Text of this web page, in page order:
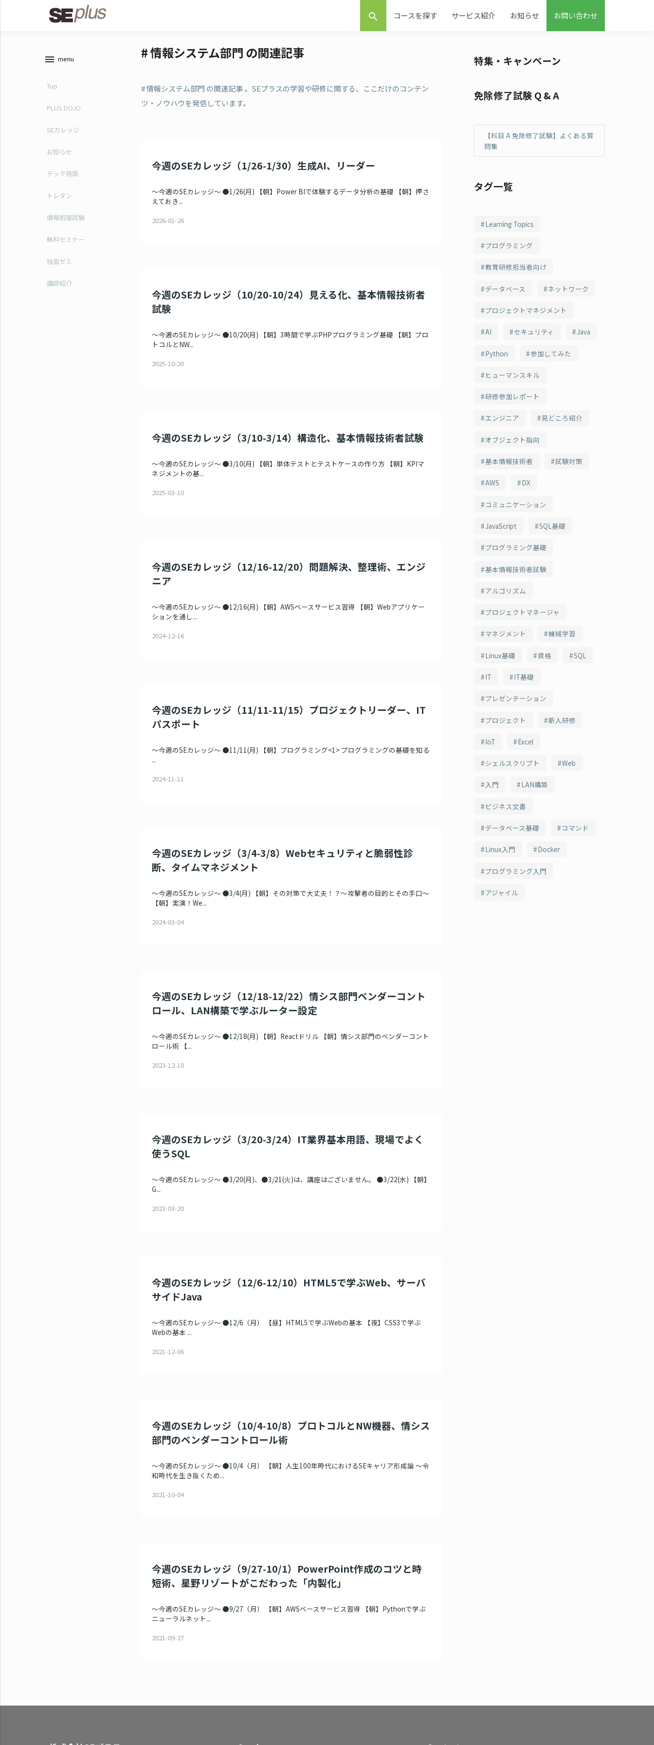
search コースを探す サービス紹介 お知らせ お問い合わせ
menu menu
Top
PLUS DOJO
SEカレッジ
お知らせ
テック用語
トレタン
情報処理試験
無料セミナー
独習ゼミ
講師紹介
# 情報システム部門 の関連記事
# 情報システム部門 の関連記事 。SEプラスの学習や研修に関する、ここだけのコンテン
ツ・ノウハウを発信しています。
今週のSEカレッジ（1/26-1/30）生成AI、リーダー
～今週のSEカレッジ～ ●1/26(月) 【朝】Power BIで体験するデータ分析の基礎 【朝】押さ
えておき...
2026-01-26
今週のSEカレッジ（10/20-10/24）見える化、基本情報技術者
試験
～今週のSEカレッジ～ ●10/20(月) 【朝】3時間で学ぶPHPプログラミング基礎 【朝】プロ
トコルとNW...
2025-10-20
今週のSEカレッジ（3/10-3/14）構造化、基本情報技術者試験
～今週のSEカレッジ～ ●3/10(月) 【朝】単体テストとテストケースの作り方 【朝】KPIマ
ネジメントの基...
2025-03-10
今週のSEカレッジ（12/16-12/20）問題解決、整理術、エンジ
ニア
～今週のSEカレッジ～ ●12/16(月) 【朝】AWSベースサービス習得 【朝】Webアプリケー
ションを通し...
2024-12-16
今週のSEカレッジ（11/11-11/15）プロジェクトリーダー、IT
パスポート
～今週のSEカレッジ～ ●11/11(月) 【朝】プログラミング<1> プログラミングの基礎を知る
...
2024-11-11
今週のSEカレッジ（3/4-3/8）Webセキュリティと脆弱性診
断、タイムマネジメント
～今週のSEカレッジ～ ●3/4(月) 【朝】その対策で大丈夫！？～攻撃者の目的とその手口～
【朝】実演！We...
2024-03-04
今週のSEカレッジ（12/18-12/22）情シス部門ベンダーコント
ロール、LAN構築で学ぶルーター設定
～今週のSEカレッジ～ ●12/18(月) 【朝】Reactドリル 【朝】情シス部門のベンダーコント
ロール術 【...
2023-12-18
今週のSEカレッジ（3/20-3/24）IT業界基本用語、現場でよく
使うSQL
～今週のSEカレッジ～ ●3/20(月)、●3/21(火)は、講座はございません。 ●3/22(水) 【朝】
G...
2023-03-20
今週のSEカレッジ（12/6-12/10）HTML5で学ぶWeb、サーバ
サイドJava
～今週のSEカレッジ～ ●12/6（月） 【昼】HTML5で学ぶWebの基本 【夜】CSS3で学ぶ
Webの基本 ...
2021-12-06
今週のSEカレッジ（10/4-10/8）プロトコルとNW機器、情シス
部門のベンダーコントロール術
～今週のSEカレッジ～ ●10/4（月） 【朝】人生100年時代におけるSEキャリア形成論 ～令
和時代を生き抜くため...
2021-10-04
今週のSEカレッジ（9/27-10/1）PowerPoint作成のコツと時
短術、星野リゾートがこだわった「内製化」
～今週のSEカレッジ～ ●9/27（月） 【朝】AWSベースサービス習得 【朝】Pythonで学ぶ
ニューラルネット...
2021-09-27
特集・キャンペーン
免除修了試験 Q & A
【科目 A 免除修了試験】よくある質
問集
タグ一覧
Learning Topics
プログラミング
教育研修担当者向け
データベース ネットワーク
プロジェクトマネジメント
AI セキュリティ Java
Python 参加してみた
ヒューマンスキル
研修参加レポート
エンジニア 見どころ紹介
オブジェクト指向
基本情報技術者 試験対策
AWS DX
コミュニケーション
JavaScript SQL基礎
プログラミング基礎
基本情報技術者試験
アルゴリズム
プロジェクトマネージャ
マネジメント 機械学習
Linux基礎 資格 SQL
IT IT基礎
プレゼンテーション
プロジェクト 新人研修
IoT Excel
シェルスクリプト Web
入門 LAN構築
ビジネス文書
データベース基礎 コマンド
Linux入門 Docker
プログラミング入門
アジャイル